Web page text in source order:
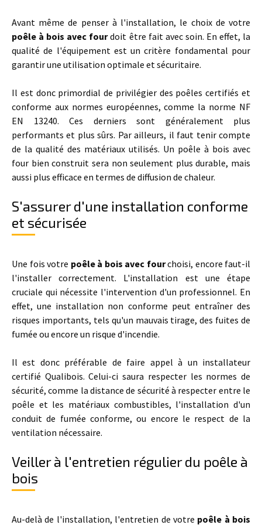
Avant même de penser à l'installation, le choix de votre
poêle à bois avec fourdoit être fait avec soin. En effet, la
qualité de l'équipement est un critère fondamental pour
garantir une utilisation optimale et sécuritaire.
Il est donc primordial de privilégier des poêles certifiés et
conforme aux normes européennes, comme la norme NF
EN 13240. Ces derniers sont généralement plus
performants et plus sûrs. Par ailleurs, il faut tenir compte
de la qualité des matériaux utilisés. Un poêle à bois avec
four bien construit sera non seulement plus durable, mais
aussi plus efficace en termes de diffusion de chaleur.
S'assurer d'une installation conforme
et sécurisée
Une fois votre poêle à bois avec fourchoisi, encore faut-il
l'installer correctement. L'installation est une étape
cruciale qui nécessite l'intervention d'un professionnel. En
effet, une installation non conforme peut entraîner des
risques importants, tels qu'un mauvais tirage, des fuites de
fumée ou encore un risque d'incendie.
Il est donc préférable de faire appel à un installateur
certifié Qualibois. Celui-ci saura respecter les normes de
sécurité, comme la distance de sécurité à respecter entre le
poêle et les matériaux combustibles, l'installation d'un
conduit de fumée conforme, ou encore le respect de la
ventilation nécessaire.
Veiller à l'entretien régulier du poêle à
bois
Au-delà de l'installation, l'entretien de votre poêle à bois